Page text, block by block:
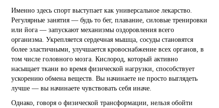
Именно здесь спорт выступает как универсальное лекарство.
Регулярные занятия — будь то бег, плавание, силовые тренировки
или йога — запускают механизмы оздоровления всего
организма. Укрепляется сердечная мышца, сосуды становятся
более эластичными, улучшается кровоснабжение всех органов, в
том числе головного мозга. Кислород, который активно
насыщает ткани во время физической нагрузки, способствует
ускорению обмена веществ. Вы начинаете не просто выглядеть
лучше — вы начинаете чувствовать себя иначе.
Однако, говоря о физической трансформации, нельзя обойти